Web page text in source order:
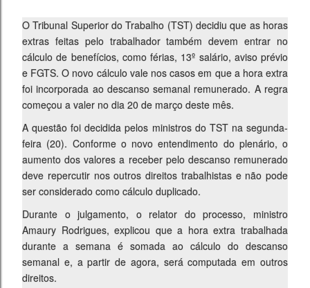
O Tribunal Superior do Trabalho (TST) decidiu que as horas
extras feitas pelo trabalhador também devem entrar no
cálculo de benefícios, como férias, 13º salário, aviso prévio
e FGTS. O novo cálculo vale nos casos em que a hora extra
foi incorporada ao descanso semanal remunerado. A regra
começou a valer no dia 20 de março deste mês.
A questão foi decidida pelos ministros do TST na segunda-
feira (20). Conforme o novo entendimento do plenário, o
aumento dos valores a receber pelo descanso remunerado
deve repercutir nos outros direitos trabalhistas e não pode
ser considerado como cálculo duplicado.
Durante o julgamento, o relator do processo, ministro
Amaury Rodrigues, explicou que a hora extra trabalhada
durante a semana é somada ao cálculo do descanso
semanal e, a partir de agora, será computada em outros
direitos.